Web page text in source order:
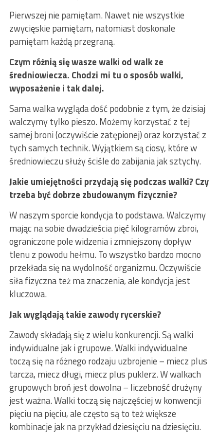
Pierwszej nie pamiętam. Nawet nie wszystkie
zwycięskie pamiętam, natomiast doskonale
pamiętam każdą przegraną.
Czym różnią się wasze walki od walk ze
średniowiecza. Chodzi mi tu o sposób walki,
wyposażenie i tak dalej.
Sama walka wygląda dość podobnie z tym, że dzisiaj
walczymy tylko pieszo. Możemy korzystać z tej
samej broni (oczywiście zatępionej) oraz korzystać z
tych samych technik. Wyjątkiem są ciosy, które w
średniowieczu służy ściśle do zabijania jak sztychy.
Jakie umiejętności przydają się podczas walki? Czy
trzeba być dobrze zbudowanym fizycznie?
W naszym sporcie kondycja to podstawa. Walczymy
mając na sobie dwadzieścia pięć kilogramów zbroi,
ograniczone pole widzenia i zmniejszony dopływ
tlenu z powodu hełmu. To wszystko bardzo mocno
przekłada się na wydolność organizmu. Oczywiście
siła fizyczna też ma znaczenia, ale kondycja jest
kluczowa.
Jak wyglądają takie zawody rycerskie?
Zawody składają się z wielu konkurencji. Są walki
indywidualne jak i grupowe. Walki indywidualne
toczą się na różnego rodzaju uzbrojenie – miecz plus
tarcza, miecz długi, miecz plus puklerz. W walkach
grupowych broń jest dowolna – liczebność drużyny
jest ważna. Walki toczą się najczęściej w konwencji
pięciu na pięciu, ale często są to też większe
kombinacje jak na przykład dziesięciu na dziesięciu.